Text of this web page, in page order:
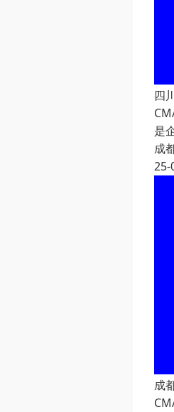
四
是
成
25-
成